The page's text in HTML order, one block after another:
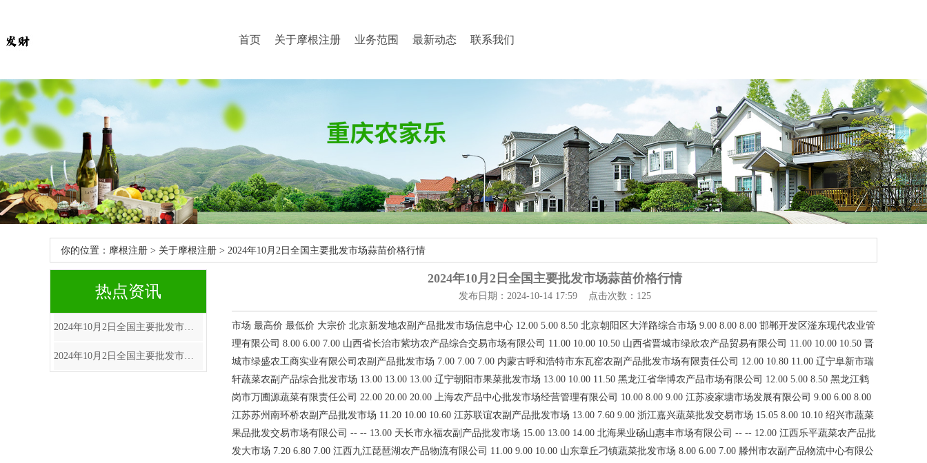
首页 关于摩根注册 业务范围 最新动态 联系我们
你的位置： 摩根注册 > 关于摩根注册 > 2024年10月2日全国主要批发市场蒜苗价格行情
热点资讯
2024年10月2日全国主要批发市场蒜薹价格行情
2024年10月2日全国主要批发市场蒜苗价格行情
2024年10月2日全国主要批发市场蒜苗价格行情
发布日期：2024-10-14 17:59 点击次数：125
市场 最高价 最低价 大宗价 北京新发地农副产品批发市场信息中心 12.00 5.00 8.50 北京朝阳区大洋路综合市场 9.00 8.00 8.00 邯郸开发区滏东现代农业管
理有限公司 8.00 6.00 7.00 山西省长治市紫坊农产品综合交易市场有限公司 11.00 10.00 10.50 山西省晋城市绿欣农产品贸易有限公司 11.00 10.00 10.50 晋
城市绿盛农工商实业有限公司农副产品批发市场 7.00 7.00 7.00 内蒙古呼和浩特市东瓦窑农副产品批发市场有限责任公司 12.00 10.80 11.00 辽宁阜新市瑞
轩蔬菜农副产品综合批发市场 13.00 13.00 13.00 辽宁朝阳市果菜批发市场 13.00 10.00 11.50 黑龙江省华博农产品市场有限公司 12.00 5.00 8.50 黑龙江鹤
岗市万圃源蔬菜有限责任公司 22.00 20.00 20.00 上海农产品中心批发市场经营管理有限公司 10.00 8.00 9.00 江苏凌家塘市场发展有限公司 9.00 6.00 8.00
江苏苏州南环桥农副产品批发市场 11.20 10.00 10.60 江苏联谊农副产品批发市场 13.00 7.60 9.00 浙江嘉兴蔬菜批发交易市场 15.05 8.00 10.10 绍兴市蔬菜
果品批发交易市场有限公司 -- -- 13.00 天长市永福农副产品批发市场 15.00 13.00 14.00 北海果业砀山惠丰市场有限公司 -- -- 12.00 江西乐平蔬菜农产品批
发大市场 7.20 6.80 7.00 江西九江琵琶湖农产品物流有限公司 11.00 9.00 10.00 山东章丘刁镇蔬菜批发市场 8.00 6.00 7.00 滕州市农副产品物流中心有限公